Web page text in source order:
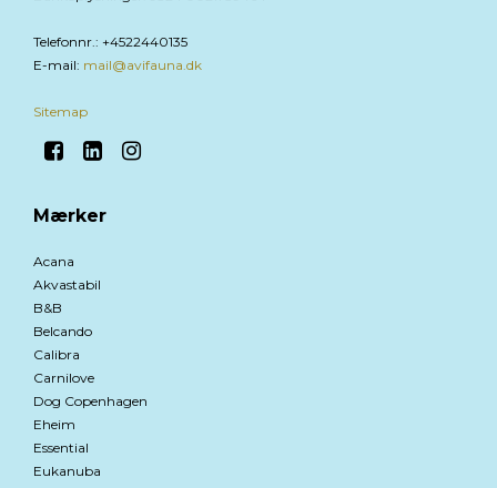
Telefonnr.: +4522440135
E-mail: mail@avifauna.dk
Sitemap
Mærker
Acana
Akvastabil
B&B
Belcando
Calibra
Carnilove
Dog Copenhagen
Eheim
Essential
Eukanuba